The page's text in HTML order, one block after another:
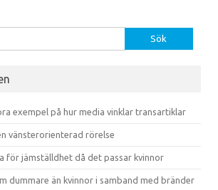
exempel på hur media vinklar transartiklar
vänsterorienterad rörelse
för jämställdhet då det passar kvinnor
dummare än kvinnor i samband med bränder